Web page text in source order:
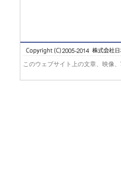
このウェブサイト上の文章、映像